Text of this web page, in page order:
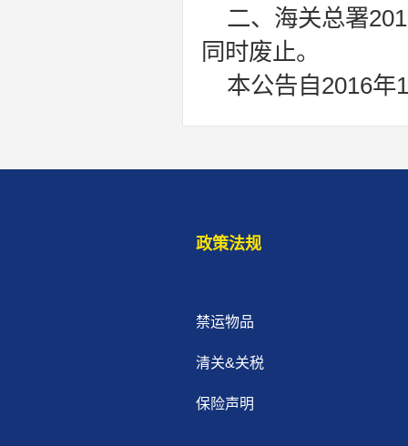
二、海关总署
同时废止。
本公告自2016年
政策法规
禁运物品
清关&关税
保险声明